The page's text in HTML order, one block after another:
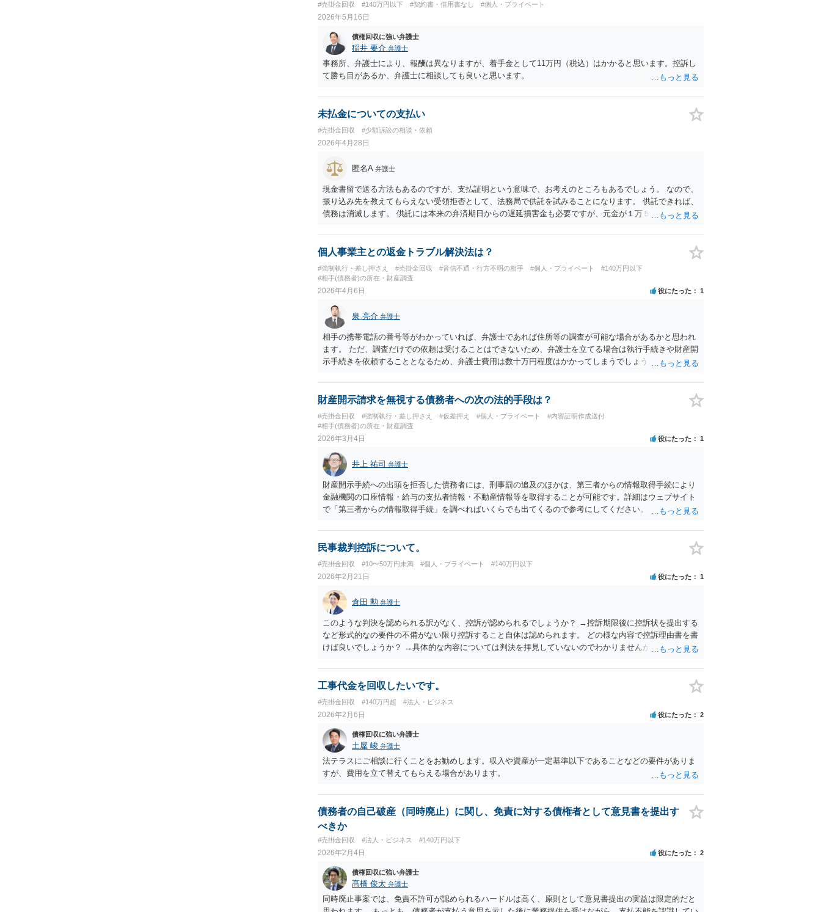
#売掛金回収 #140万円以下 #契約書・借用書なし #個人・プライベート
2026年5月16日
債権回収に強い弁護士
稲井 要介 弁護士
事務所、弁護士により、報酬は異なりますが、着手金として11万円（税込）はかかると思います。控訴し
て勝ち目があるか、弁護士に相談しても良いと思います。
未払金についての支払い
#売掛金回収 #少額訴訟の相談・依頼
2026年4月28日
匿名A 弁護士
現金書留で送る方法もあるのですが、支払証明という意味で、お考えのところもあるでしょう。 なので、
振り込み先を教えてもらえない受領拒否として、法務局で供託を試みることになります。 供託できれば、
債務は消滅します。 供託には本来の弁済期日からの遅延損害金も必要ですが、元金が１万５０００円と少
良いです。
個人事業主との返金トラブル解決法は？
#強制執行・差し押さえ #売掛金回収 #音信不通・行方不明の相手 #個人・プライベート
#140万円以下
#相手(債務者)の所在・財産調査
2026年4月6日 役にたった 1
泉 亮介 弁護士
相手の携帯電話の番号等がわかっていれば、弁護士であれば住所等の調査が可能な場合があるかと思われ
ます。 ただ、調査だけでの依頼は受けることはできないため、弁護士を立てる場合は執行手続きや財産開
示手続きを依頼することとなるため、弁護士費用は数十万円程度はかかってしまうでしょう。
財産開示請求を無視する債務者への次の法的手段は？
#売掛金回収 #強制執行・差し押さえ #仮差押え #個人・プライベート
#内容証明作成送付
#相手(債務者)の所在・財産調査
2026年3月4日 役にたった 1
井上 祐司 弁護士
財産開示手続への出頭を拒否した債務者には、刑事罰の追及のほかは、第三者からの情報取得手続により
金融機関の口座情報・給与の支払者情報・不動産情報等を取得することが可能です。詳細はウェブサイト
で「第三者からの情報取得手続」を調べればいくらでも出てくるので参考にしてください。 ただし、経験
制執行に及んだとしても回収できる見込みはほぼ立たないことがほとんどです。
民事裁判控訴について。
#売掛金回収 #10〜50万円未満 #個人・プライベート #140万円以下
2026年2月21日 役にたった 1
倉田 勲 弁護士
このような判決を認められる訳がなく、控訴が認められるでしょうか？ →控訴期限後に控訴状を提出する
など形式的なの要件の不備がない限り控訴すること自体は認められます。 どの様な内容で控訴理由書を書
けば良いでしょうか？ →具体的な内容については判決を拝見していないのでわかりませんが、一般的には
由書で記載することになります。 細かく書くと、かなり長文になるのですが、それでもきちんと判断して
貰えるのでしょうか？ →判断に必要なものであれば長文でも読んだうえで判断はされます。
工事代金を回収したいです。
#売掛金回収 #140万円超 #法人・ビジネス
2026年2月6日 役にたった 2
債権回収に強い弁護士
土屋 峻 弁護士
法テラスにご相談に行くことをお勧めします。収入や資産が一定基準以下であることなどの要件がありま
すが、費用を立て替えてもらえる場合があります。
債務者の自己破産（同時廃止）に関し、免責に対する債権者として意見書を提出す
べきか
#売掛金回収 #法人・ビジネス #140万円以下
2026年2月4日 役にたった 2
債権回収に強い弁護士
髙橋 俊太 弁護士
同時廃止事案では、免責不許可が認められるハードルは高く、原則として意見書提出の実益は限定的だと